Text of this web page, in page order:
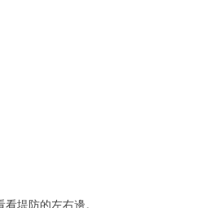
看堤防的左右邊。